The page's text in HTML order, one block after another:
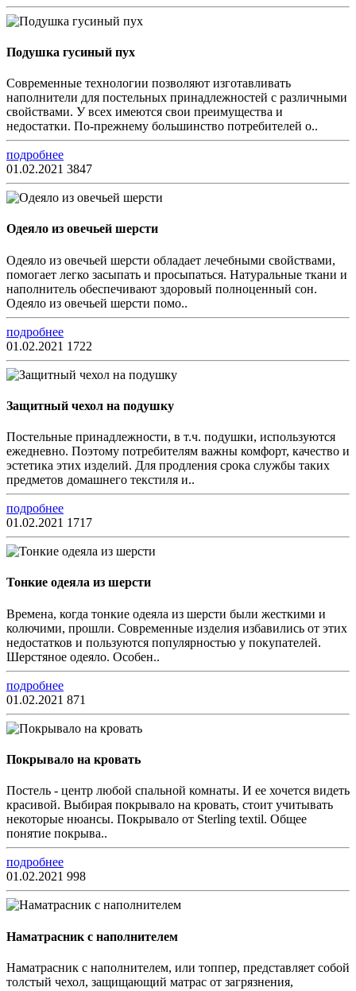
Подушка гусиный пух
Современные технологии позволяют изготавливать
наполнители для постельных принадлежностей с различными
свойствами. У всех имеются свои преимущества и
недостатки. По-прежнему большинство потребителей о..
подробнее
01.02.2021 3847
Одеяло из овечьей шерсти
Одеяло из овечьей шерсти обладает лечебными свойствами,
помогает легко засыпать и просыпаться. Натуральные ткани и
наполнитель обеспечивают здоровый полноценный сон.
Одеяло из овечьей шерсти помо..
подробнее
01.02.2021 1722
Защитный чехол на подушку
Постельные принадлежности, в т.ч. подушки, используются
ежедневно. Поэтому потребителям важны комфорт, качество и
эстетика этих изделий. Для продления срока службы таких
предметов домашнего текстиля и..
подробнее
01.02.2021 1717
Тонкие одеяла из шерсти
Времена, когда тонкие одеяла из шерсти были жесткими и
колючими, прошли. Современные изделия избавились от этих
недостатков и пользуются популярностью у покупателей.
Шерстяное одеяло. Особен..
подробнее
01.02.2021 871
Покрывало на кровать
Постель - центр любой спальной комнаты. И ее хочется видеть
красивой. Выбирая покрывало на кровать, стоит учитывать
некоторые нюансы. Покрывало от Sterling textil. Общее
понятие покрыва..
подробнее
01.02.2021 998
Наматрасник с наполнителем
Наматрасник с наполнителем, или топпер, представляет собой
толстый чехол, защищающий матрас от загрязнения,